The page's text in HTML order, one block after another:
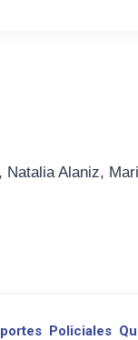
Alaniz,
Policiales